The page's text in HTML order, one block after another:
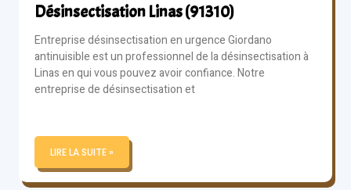
Désinsectisation Linas (91310)
Entreprise désinsectisation en urgence Giordano
antinuisible est un professionnel de la désinsectisation à
Linas en qui vous pouvez avoir confiance. Notre
entreprise de désinsectisation et
LIRE LA SUITE »